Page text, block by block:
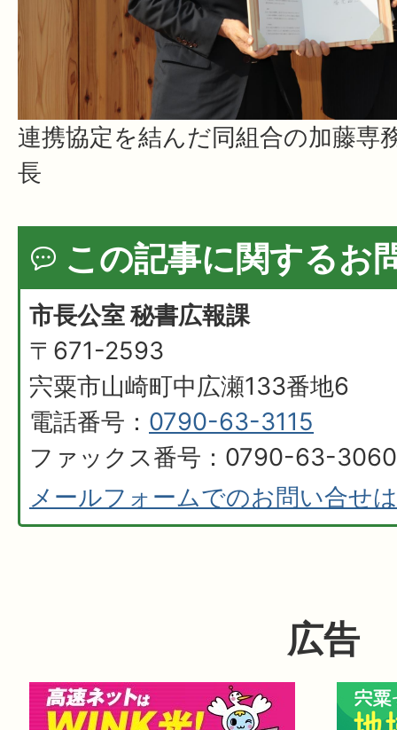
連携協定を結んだ同組合の加藤専
長
この記事に関するお
市長公室 秘書広報課
〒671-2593
宍粟市山崎町中広瀬133番地6
電話番号： 0790-63-3115
ファックス番号：0790-63-3060
メールフォームでのお問い合せ
広告